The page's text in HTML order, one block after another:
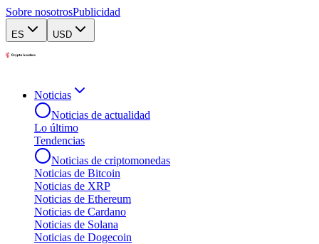
Sobre nosotrosPublicidad
ES USD
Noticias
Noticias de actualidad
Lo último
Tendencias
Noticias de criptomonedas
Noticias de Bitcoin
Noticias de XRP
Noticias de Ethereum
Noticias de Cardano
Noticias de Solana
Noticias de Dogecoin